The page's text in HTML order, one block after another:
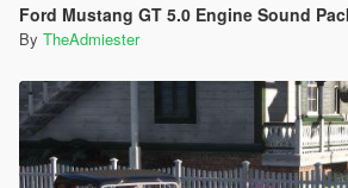
Ford Mustang GT 5.0 Engine Sound Pack [OIV
By TheAdmiester